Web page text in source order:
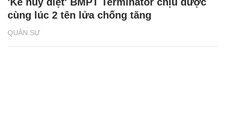
QUÂN SỰ
cùng lúc 2 tên lửa chống tăng